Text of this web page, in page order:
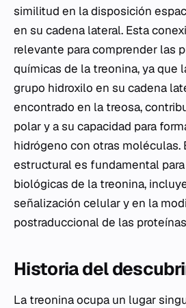
similitud en la disposición
en su cadena lateral. Esta
relevante para comprender las
químicas de la treonina, ya que
grupo hidroxilo en su cadena
encontrado en la treosa,
polar y a su capacidad para
hidrógeno con otras moléculas.
estructural es fundamental
biológicas de la treonina,
señalización celular y en la
postraduccional de las
Historia del
La treonina ocupa un lugar